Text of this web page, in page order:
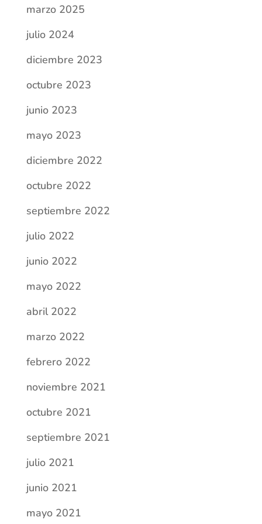
septiembre 2022
julio 2022
junio 2022
mayo 2022
abril 2022
marzo 2022
febrero 2022
noviembre 2021
octubre 2021
septiembre 2021
julio 2021
junio 2021
mayo 2021
abril 2021
marzo 2021
febrero 2021
enero 2021
diciembre 2020
noviembre 2020
septiembre 2020
agosto 2020